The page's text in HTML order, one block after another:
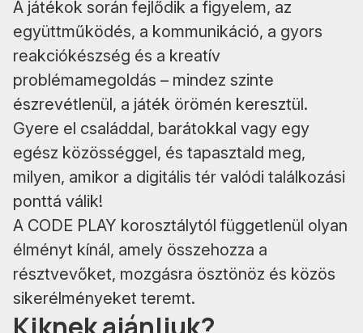
A játékok során fejlődik a figyelem, az
együttműködés, a kommunikáció, a gyors
reakciókészség és a kreatív
problémamegoldás – mindez szinte
észrevétlenül, a játék örömén keresztül.
Gyere el családdal, barátokkal vagy egy
egész közösséggel, és tapasztald meg,
milyen, amikor a digitális tér valódi találkozási
ponttá válik!
A CODE PLAY korosztálytól függetlenül olyan
élményt kínál, amely összehozza a
résztvevőket, mozgásra ösztönöz és közös
sikerélményeket teremt.